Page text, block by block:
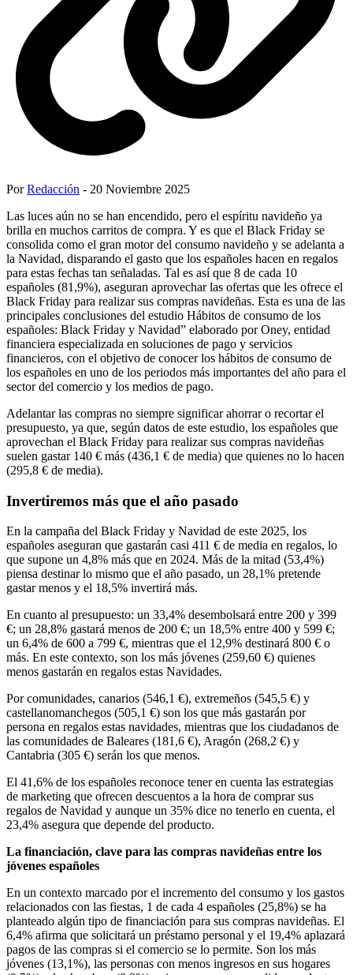
PorRedacción - 20 Noviembre 2025
Las luces aún no se han encendido, pero el espíritu navideño ya
brilla en muchos carritos de compra. Y es que el Black Friday se
consolida como el gran motor del consumo navideño y se adelanta a
la Navidad, disparando el gasto que los españoles hacen en regalos
para estas fechas tan señaladas. Tal es así que 8 de cada 10
españoles (81,9%), aseguran aprovechar las ofertas que les ofrece el
Black Friday para realizar sus compras navideñas. Esta es una de las
principales conclusiones del estudio Hábitos de consumo de los
españoles: Black Friday y Navidad” elaborado por Oney, entidad
financiera especializada en soluciones de pago y servicios
financieros, con el objetivo de conocer los hábitos de consumo de
los españoles en uno de los periodos más importantes del año para el
sector del comercio y los medios de pago.
Adelantar las compras no siempre significar ahorrar o recortar el
presupuesto, ya que, según datos de este estudio, los españoles que
aprovechan el Black Friday para realizar sus compras navideñas
suelen gastar 140 € más (436,1 € de media) que quienes no lo hacen
(295,8 € de media).
Invertiremos más que el año pasado
En la campaña del Black Friday y Navidad de este 2025, los
españoles aseguran que gastarán casi 411 € de media en regalos, lo
que supone un 4,8% más que en 2024. Más de la mitad (53,4%)
piensa destinar lo mismo que el año pasado, un 28,1% pretende
gastar menos y el 18,5% invertirá más.
En cuanto al presupuesto: un 33,4% desembolsará entre 200 y 399
€; un 28,8% gastará menos de 200 €; un 18,5% entre 400 y 599 €;
un 6,4% de 600 a 799 €, mientras que el 12,9% destinará 800 € o
más. En este contexto, son los más jóvenes (259,60 €) quienes
menos gastarán en regalos estas Navidades.
Por comunidades, canarios (546,1 €), extremeños (545,5 €) y
castellanomanchegos (505,1 €) son los que más gastarán por
persona en regalos estas navidades, mientras que los ciudadanos de
las comunidades de Baleares (181,6 €), Aragón (268,2 €) y
Cantabria (305 €) serán los que menos.
El 41,6% de los españoles reconoce tener en cuenta las estrategias
de marketing que ofrecen descuentos a la hora de comprar sus
regalos de Navidad y aunque un 35% dice no tenerlo en cuenta, el
23,4% asegura que depende del producto.
La financiación, clave para las compras navideñas entre los
jóvenes españoles
En un contexto marcado por el incremento del consumo y los gastos
relacionados con las fiestas, 1 de cada 4 españoles (25,8%) se ha
planteado algún tipo de financiación para sus compras navideñas. El
6,4% afirma que solicitará un préstamo personal y el 19,4% aplazará
pagos de las compras si el comercio se lo permite. Son los más
jóvenes (13,1%), las personas con menos ingresos en sus hogares